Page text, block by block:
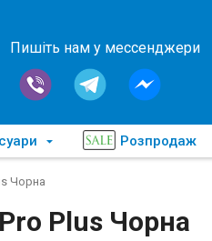
Пишіть нам у мессенджери
Розпродаж
Чорна
Plus Чорна